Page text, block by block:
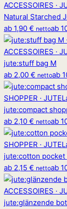
ACCESSOIRES ·
Natural Starched
ab 1,90 € nettoab
ACCESSOIRES ·
jute:stuff bag M
ab 2,00 € nettoab
SHOPPER · JUTE
jute:compact
ab 2,10 € nettoab
SHOPPER · JUTE
jute:cotton pocket
ab 2,15 € nettoab
ACCESSOIRES ·
jute:glänzende